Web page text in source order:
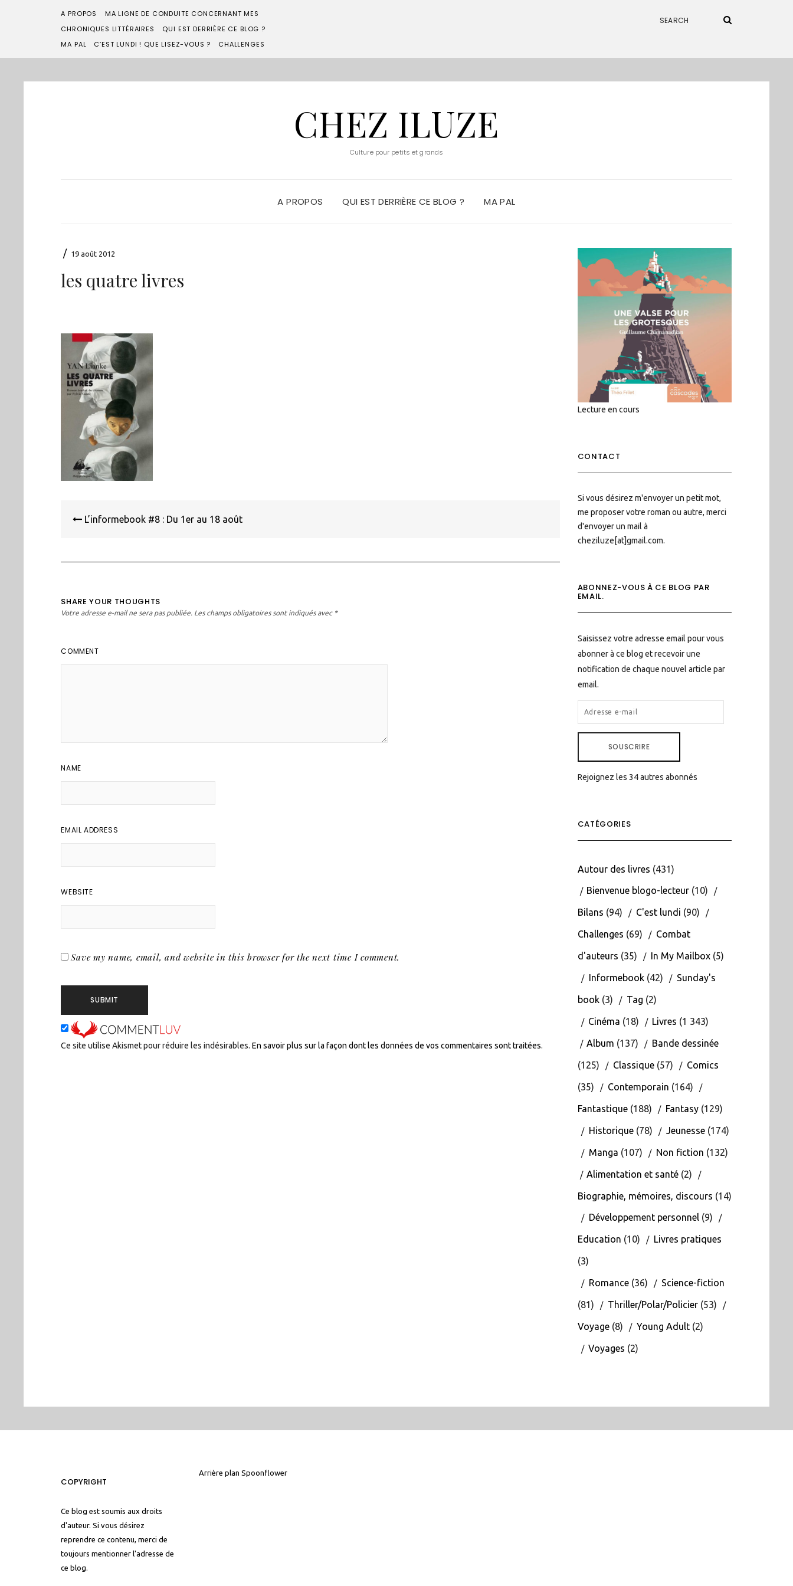
A PROPOS
MA LIGNE DE CONDUITE CONCERNANT MES
CHRONIQUES LITTÉRAIRES
QUI EST DERRIÈRE CE BLOG ?
MA PAL
C’EST LUNDI ! QUE LISEZ-VOUS ? CHALLENGES
CHEZ ILUZE
Culture pour petits et grands
A PROPOS QUI EST DERRIÈRE CE BLOG ? MA PAL
/ 19 août 2012
les quatre livres
de
L’informebook #8 : Du 1er au 18 août
SHARE YOUR THOUGHTS
Votre adresse e-mail ne sera pas publiée. Les champs obligatoires sont indiqués avec *
COMMENT
NAME
EMAIL ADDRESS
WEBSITE
Save my name, email, and website in this browser for the next time I comment.
Ce site utilise Akismet pour réduire les indésirables.En savoir plus sur la façon dont les données de vos commentaires sont traitées.
Lecture en cours
CONTACT
Si vous désirez m'envoyer un petit mot,
me proposer votre roman ou autre, merci
d'envoyer un mail à
cheziluze[at]gmail.com.
ABONNEZ-VOUS À CE BLOG PAR
EMAIL.
Saisissez votre adresse email pour vous
abonner à ce blog et recevoir une
notification de chaque nouvel article par
email.
ADRESSE
E-
SOUSCRIRE
Rejoignez les 34 autres abonnés
CATÉGORIES
Autour des livres (431)
Bienvenue blogo-lecteur(10)
Bilans (94) C'est lundi (90)
Challenges (69) Combat
d'auteurs (35) In My Mailbox(5)
Informebook(42) Sunday's
book(3) Tag (2)
Cinéma (18) Livres (1 343)
Album (137) Bande dessinée
(125) Classique(57) Comics
(35) Contemporain (164)
Fantastique(188) Fantasy(129)
Historique(78) Jeunesse(174)
Manga (107) Non fiction (132)
Alimentation et santé(2)
Biographie, mémoires, discours (14)
Développement personnel(9)
Education (10) Livres pratiques
(3)
Romance(36) Science-fiction
(81) Thriller/Polar/Policier(53)
Voyage(8) Young Adult(2)
Voyages (2)
COPYRIGHT
Ce blog est soumis aux droits
d'auteur. Si vous désirez
reprendre ce contenu, merci de
toujours mentionner l'adresse de
ce blog.
Arrière plan Spoonflower